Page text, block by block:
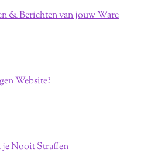
& Berichten van jouw Ware
Website?
je Nooit Straffen